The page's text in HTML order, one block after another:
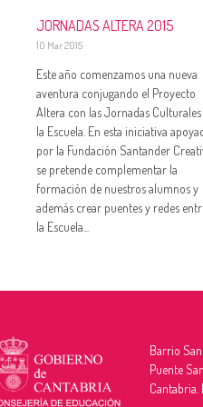
JORNADAS ALTERA 2015
10 Mar 2015
Este año comenzamos una nueva
aventura conjugando el Proyecto
Altera con las Jornadas
la Escuela. En esta iniciativa
por la Fundación Santander
se pretende complementar la
formación de nuestros alumnos y
además crear puentes y redes
la Escuela...
Barrio
Puente
Cantabria.